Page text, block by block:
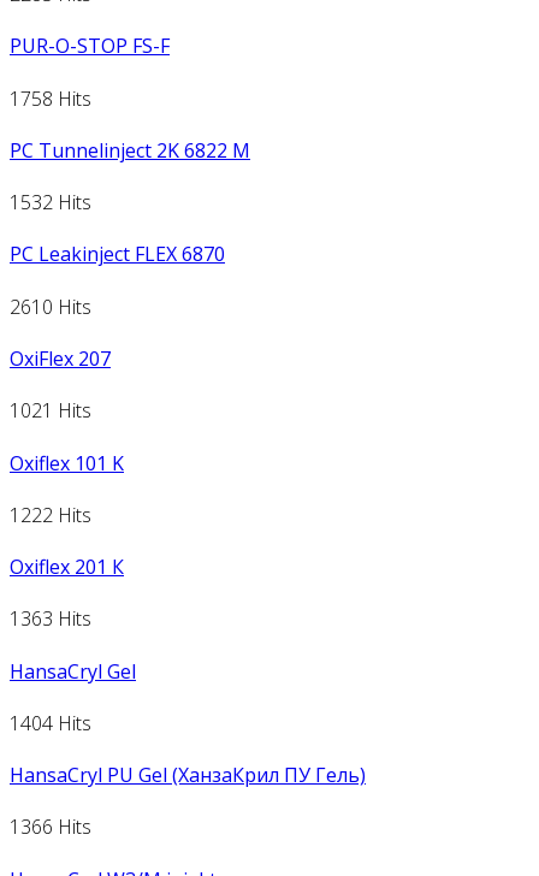
PUR-O-STOP FS-F
1758 Hits
PC Tunnelinject 2K 6822 M
1532 Hits
PC Leakinject FLEX 6870
2610 Hits
OxiFlex 207
1021 Hits
Oxiflex 101 K
1222 Hits
Oxiflex 201 К
1363 Hits
HansaCryl Gel
1404 Hits
HansaCryl PU Gel (ХанзаКрил ПУ Гель)
1366 Hits